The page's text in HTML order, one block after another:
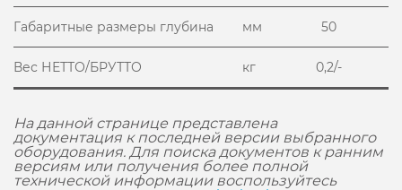
Габаритные размеры глубина мм 50
Вес НЕТТО/БРУТТО кг 0,2/-
На данной странице представлена
документация к последней версии выбранного
оборудования. Для поиска документов к ранним
версиям или получения более полной
технической информации воспользуйтесь